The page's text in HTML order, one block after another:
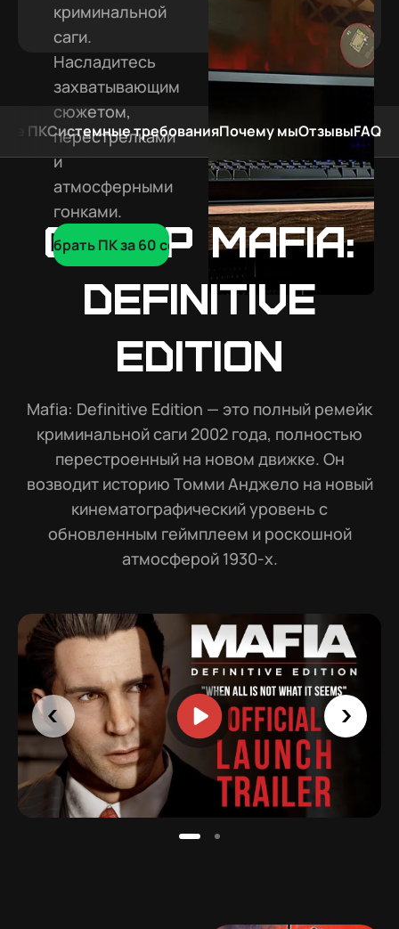
криминальной
саги.
Насладитесь
захватывающим
сюжетом,
перестрелками
и
атмосферными
гонками.
Подобрать ПК за 60 сек
ПКСистемные требованияПочему мыОтзывыFAQ
Обзор Mafia:
Definitive
Edition
Mafia: Definitive Edition — это полный ремейк
криминальной саги 2002 года, полностью
перестроенный на новом движке. Он
возводит историю Томми Анджело на новый
кинематографический уровень с
обновленным геймплеем и роскошной
атмосферой 1930-х.